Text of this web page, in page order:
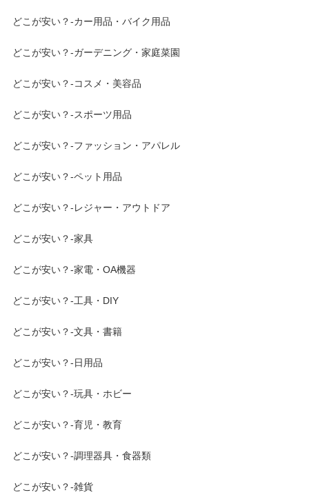
どこが安い？-カー用品・バイク用品
どこが安い？-ガーデニング・家庭菜園
どこが安い？-コスメ・美容品
どこが安い？-スポーツ用品
どこが安い？-ファッション・アパレル
どこが安い？-ペット用品
どこが安い？-レジャー・アウトドア
どこが安い？-家具
どこが安い？-家電・OA機器
どこが安い？-工具・DIY
どこが安い？-文具・書籍
どこが安い？-日用品
どこが安い？-玩具・ホビー
どこが安い？-育児・教育
どこが安い？-調理器具・食器類
どこが安い？-雑貨